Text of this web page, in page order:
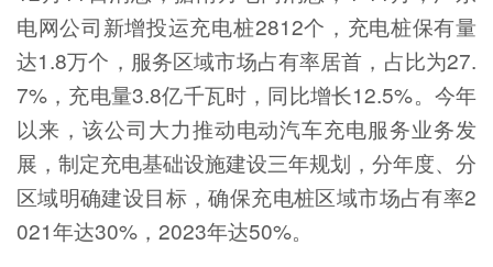
电网公司新增投运充电桩2812个，充电桩保有量
达1.8万个，服务区域市场占有率居首，占比为27.
7%，充电量3.8亿千瓦时，同比增长12.5%。今年
以来，该公司大力推动电动汽车充电服务业务发
展，制定充电基础设施建设三年规划，分年度、分
区域明确建设目标，确保充电桩区域市场占有率2
021年达30%，2023年达50%。